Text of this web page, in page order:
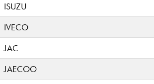
ISUZU
IVECO
JAC
JAECOO